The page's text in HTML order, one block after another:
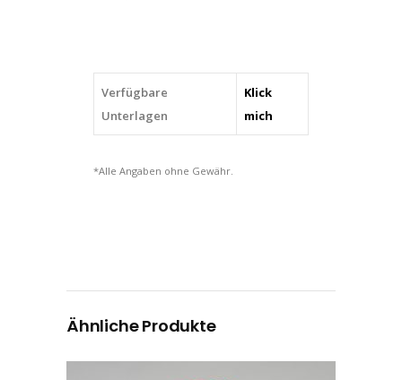
Verfügbare
Unterlagen
Klick
mich
*Alle Angaben ohne Gewähr.
Ähnliche Produkte